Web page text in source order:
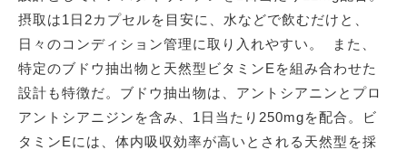
摂取は1日2カプセルを目安に、水などで飲むだけと、
日々のコンディション管理に取り入れやすい。 また、
特定のブドウ抽出物と天然型ビタミンEを組み合わせた
設計も特徴だ。ブドウ抽出物は、アントシアニンとプロ
アントシアニジンを含み、1日当たり250mgを配合。ビ
タミンEには、体内吸収効率が高いとされる天然型を採